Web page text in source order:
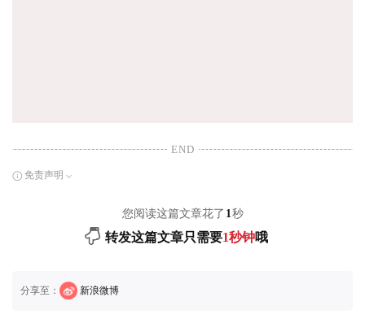
END
免责声明
您阅读这篇文章花了 1秒
转发这篇文章只需要1秒钟哦
分享至： 新浪微博